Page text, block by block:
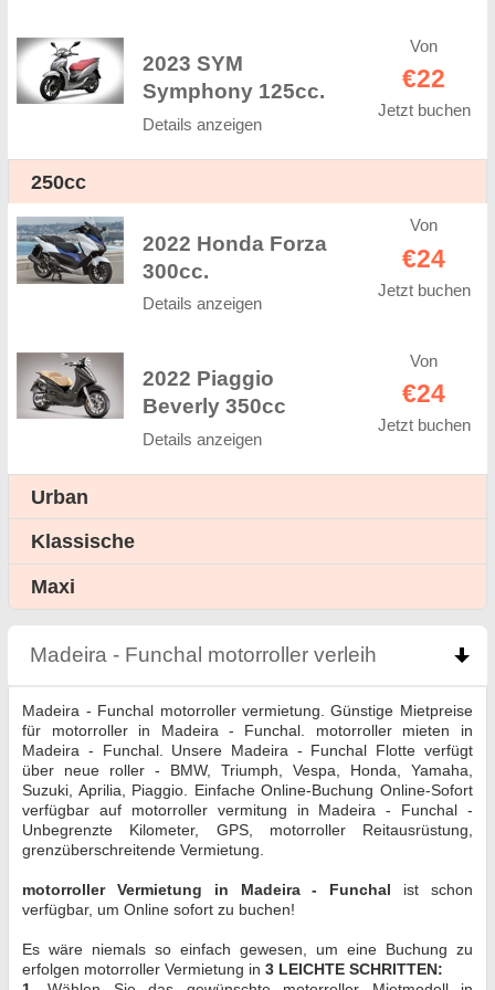
2023 SYM
Symphony 125cc.
Details anzeigen
Von
€22
Jetzt buchen
250cc
2022 Honda Forza
300cc.
Details anzeigen
Von
€24
Jetzt buchen
2022 Piaggio
Beverly 350cc
Details anzeigen
Von
€24
Jetzt buchen
Urban
Klassische
Maxi
Madeira - Funchal motorroller verleih click to
Madeira - Funchal motorroller vermietung. Günstige Mietpreise
für motorroller in Madeira - Funchal. motorroller mieten in
Madeira - Funchal. Unsere Madeira - Funchal Flotte verfügt
über neue roller - BMW, Triumph, Vespa, Honda, Yamaha,
Suzuki, Aprilia, Piaggio. Einfache Online-Buchung Online-Sofort
verfügbar auf motorroller vermitung in Madeira - Funchal -
Unbegrenzte Kilometer, GPS, motorroller Reitausrüstung,
grenzüberschreitende Vermietung.
motorroller Vermietung in Madeira - Funchal ist schon
verfügbar, um Online sofort zu buchen!
Es wäre niemals so einfach gewesen, um eine Buchung zu
erfolgen motorroller Vermietung in3 LEICHTE SCHRITTEN: